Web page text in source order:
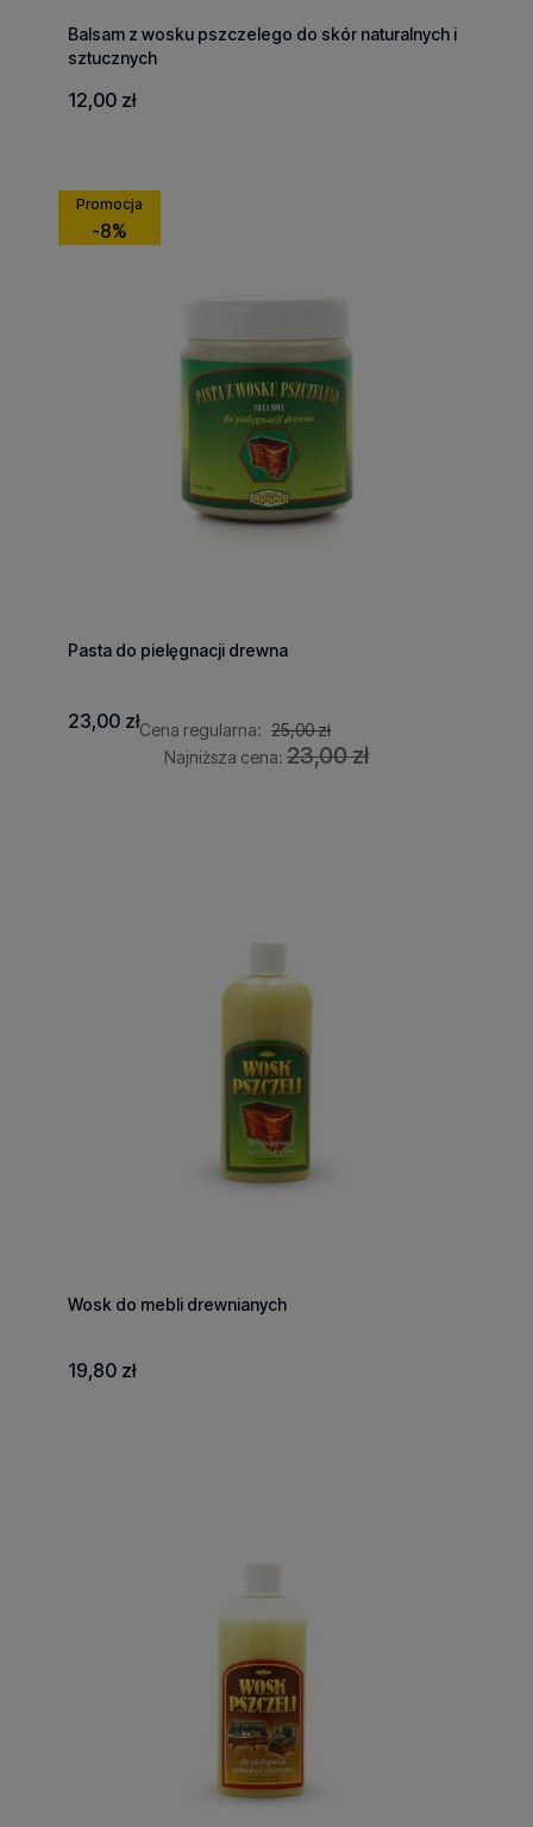
Balsam z wosku pszczelego do skór naturalnych i
sztucznych
12,00 zł
Pasta do pielęgnacji drewna
23,00 złCena regularna: 25,00 zł
Najniższa cena: 23,00 zł
Promocja
-8%
Wosk do mebli drewnianych
19,80 zł